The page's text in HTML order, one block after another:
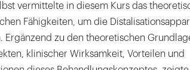
vermittelte in diesem Kurs das
Fähigkeiten, um die
Ergänzend zu den theoretischen
klinischer Wirksamkeit, Vorteilen und